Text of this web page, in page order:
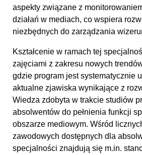
aspekty związane z
działań w mediach, co wspiera
niezbędnych do zarządzania
Kształcenie w ramach tej
zajęciami z zakresu nowych
gdzie program jest systematycznie
aktualne zjawiska wynikające z
Wiedza zdobyta w trakcie studiów
absolwentów do pełnienia funkcji
obszarze mediowym. Wśród
zawodowych dostępnych dla
specjalności znajdują się m.in.